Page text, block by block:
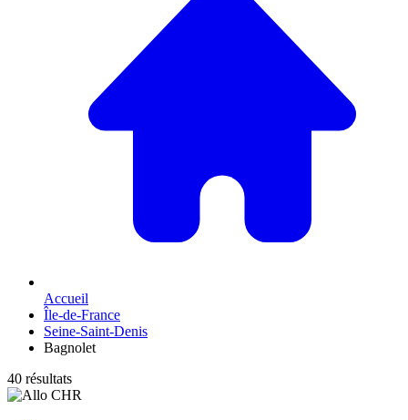
Accueil
Île-de-France
Seine-Saint-Denis
Bagnolet
40 résultats